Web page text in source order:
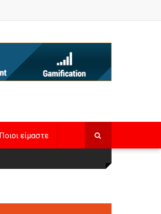
Ποιοι είμαστε